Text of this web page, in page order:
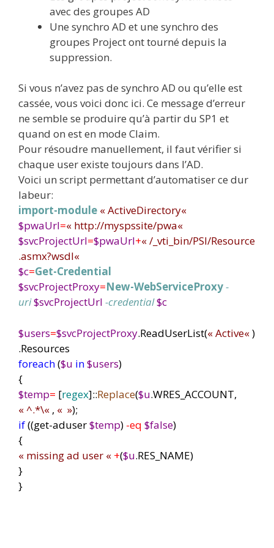
avec des groupes AD
Une synchro AD et une synchro des
groupes Project ont tourné depuis la
suppression.
Si vous n’avez pas de synchro AD ou qu’elle est
cassée, vous voici donc ici. Ce message d’erreur
ne semble se produire qu’à partir du SP1 et
quand on est en mode Claim.
Pour résoudre manuellement, il faut vérifier si
chaque user existe toujours dans l’AD.
Voici un script permettant d’automatiser ce dur
labeur:
import-module «ActiveDirectory«
$pwaUrl=« http://myspssite/pwa«
$svcProjectUrl=$pwaUrl+«/_vti_bin/PSI/Resource
.asmx?wsdl«
$c=Get-Credential
$svcProjectProxy=New-WebServiceProxy-
uri$svcProjectUrl -credential$c
$users=$svcProjectProxy.ReadUserList(«Active«)
.Resources
foreach($u in$users)
{
$temp= [regex]::Replace($u.WRES_ACCOUNT,
«^.*\« , « »);
if((get-aduser$temp) -eq $false)
{
« missing ad user « +($u.RES_NAME)
}
}